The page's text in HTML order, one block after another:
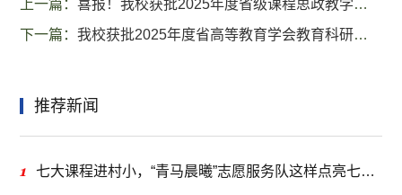
上一篇：喜报！我校获批2025年度省级课程思政教学研究中心
下一篇：我校获批2025年度省高等教育学会教育科研项目立项3项
推荐新闻
1 七大课程进村小，“青马晨曦”志愿服务队这样点亮七彩假期